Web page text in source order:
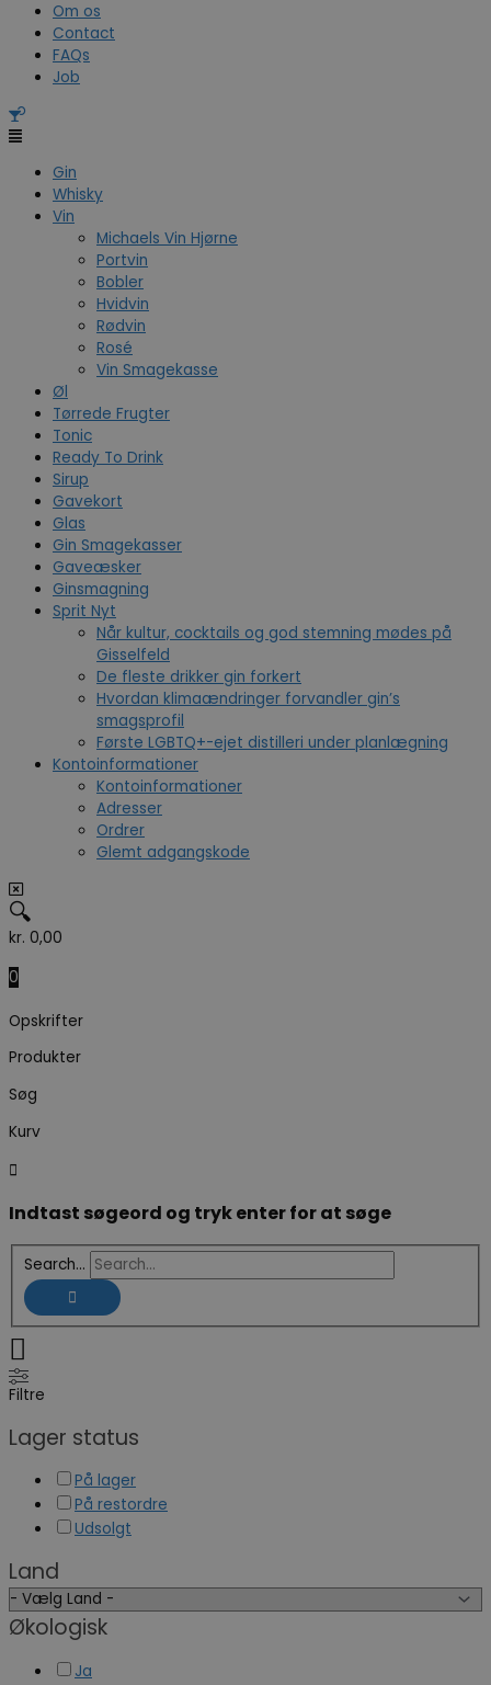
Om os
Contact
FAQs
Job
Gin
Whisky
Vin
Michaels Vin Hjørne
Portvin
Bobler
Hvidvin
Rødvin
Rosé
Vin Smagekasse
Øl
Tørrede Frugter
Tonic
Ready To Drink
Sirup
Gavekort
Glas
Gin Smagekasser
Gaveæsker
Ginsmagning
Sprit Nyt
Når kultur, cocktails og god stemning mødes på
Gisselfeld
De fleste drikker gin forkert
Hvordan klimaændringer forvandler gin’s
smagsprofil
Første LGBTQ+-ejet distilleri under planlægning
Kontoinformationer
Kontoinformationer
Adresser
Ordrer
Glemt adgangskode
🔍
kr. 0,00
0
Opskrifter
Produkter
Søg
Kurv
Indtast søgeord og tryk enter for at søge
Search...
Filtre
Lager status
På lager
På restordre
Udsolgt
Land
Økologisk
Ja